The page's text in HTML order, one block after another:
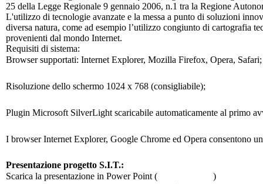
25 della Legge Regionale 9 gennaio 2006, n.1 tra la Regione
L'utilizzo di tecnologie avanzate e la messa a punto di soluzioni
diversa natura, come ad esempio l’utilizzo congiunto di cartografia
provenienti dal mondo Internet.
Requisiti di sistema:
Browser supportati: Internet Explorer, Mozilla Firefox, Opera, Safari;
Risoluzione dello schermo 1024 x 768 (consigliabile);
Plugin Microsoft SilverLight scaricabile automaticamente al primo
I browser Internet Explorer, Google Chrome ed Opera
Presentazione progetto S.I.T.: